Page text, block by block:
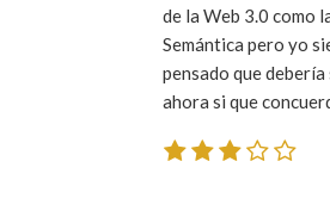
de la Web 3.0 como
Semántica pero yo
pensado que
ahora si que